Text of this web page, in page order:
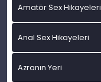
Amatör Sex Hikayeleri
Anal Sex Hikayeleri
Azranın Yeri